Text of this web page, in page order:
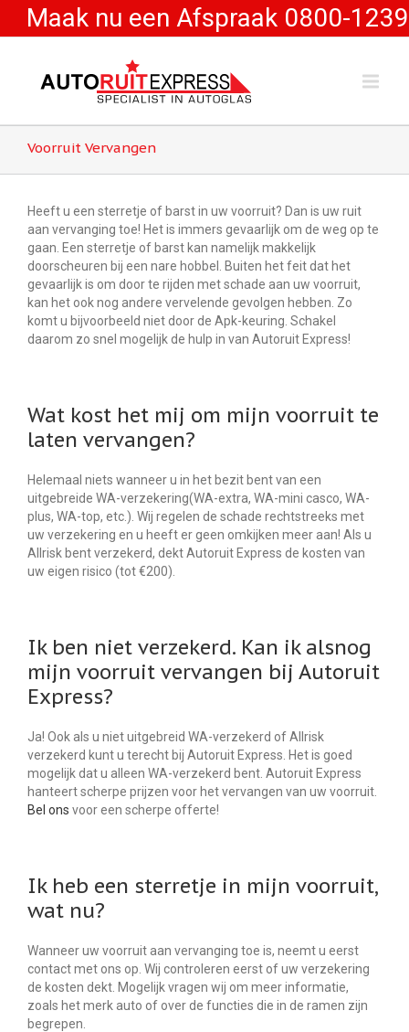
Maak nu een Afspraak 0800-1239
Voorruit Vervangen
Heeft u een sterretje of barst in uw voorruit? Dan is uw ruit
aan vervanging toe! Het is immers gevaarlijk om de weg op te
gaan. Een sterretje of barst kan namelijk makkelijk
doorscheuren bij een nare hobbel. Buiten het feit dat het
gevaarlijk is om door te rijden met schade aan uw voorruit,
kan het ook nog andere vervelende gevolgen hebben. Zo
komt u bijvoorbeeld niet door de Apk-keuring. Schakel
daarom zo snel mogelijk de hulp in van Autoruit Express!
Wat kost het mij om mijn voorruit te
laten vervangen?
Helemaal niets wanneer u in het bezit bent van een
uitgebreide WA-verzekering(WA-extra, WA-mini casco, WA-
plus, WA-top, etc.). Wij regelen de schade rechtstreeks met
uw verzekering en u heeft er geen omkijken meer aan! Als u
Allrisk bent verzekerd, dekt Autoruit Express de kosten van
uw eigen risico (tot €200).
Ik ben niet verzekerd. Kan ik alsnog
mijn voorruit vervangen bij Autoruit
Express?
Ja! Ook als u niet uitgebreid WA-verzekerd of Allrisk
verzekerd kunt u terecht bij Autoruit Express. Het is goed
mogelijk dat u alleen WA-verzekerd bent. Autoruit Express
hanteert scherpe prijzen voor het vervangen van uw voorruit.
Bel ons voor een scherpe offerte!
Ik heb een sterretje in mijn voorruit,
wat nu?
Wanneer uw voorruit aan vervanging toe is, neemt u eerst
contact met ons op. Wij controleren eerst of uw verzekering
de kosten dekt. Mogelijk vragen wij om meer informatie,
zoals het merk auto of over de functies die in de ramen zijn
begrepen.